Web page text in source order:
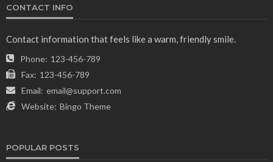
CONTACT INFO
Contact information that feels like a warm, friendly smile.
Phone: 123-456-789
Fax: 123-456-789
Email: email@support.com
Website: Bingo Theme
POPULAR POSTS